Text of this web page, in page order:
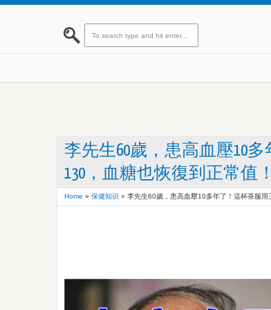
李先生60歲，患高血壓10
130，血糖也恢復到正常值！
Home » 保健知识 » 李先生60歲，患高血壓10多年了！這杯茶服